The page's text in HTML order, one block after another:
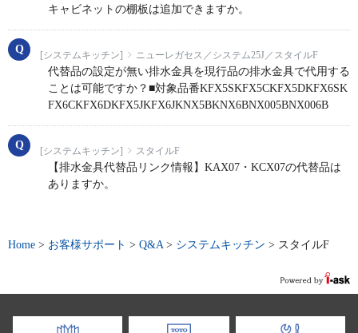
キャビネットの棚板は追加できますか。
[システムキッチン] ニューレガセス／システム25J／スタイルF
代替品の設定が無い排水金具を現行品の排水金具で代用する
ことは可能ですか？■対象品番KFX5SKFX5CKFX5DKFX6SK
FX6CKFX6DKFX5JKFX6JKNX5BKNX6BNX005BNX006B
[システムキッチン] スタイルF
【排水金具代替品リンク情報】KAX07・KCX07の代替品は
ありますか。
Home > お客様サポート > Q&A> システムキッチン > スタイルF